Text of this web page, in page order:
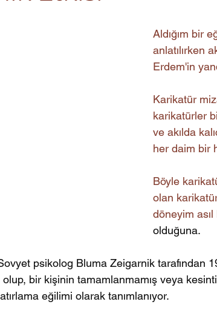
Aldığım bir
anlatılırken
Erdem'in
Karikatür
karikatürler
ve akılda
her daim bir
Böyle
olan
döneyim asıl
olduğuna.
psikolog Bluma Zeigarnik tarafından
bir kişinin tamamlanmamış veya
eğilimi olarak tanımlanıyor.